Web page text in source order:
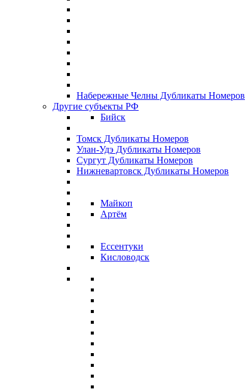
Набережные Челны Дубликаты Номеров
Другие субъекты РФ
Бийск
Томск Дубликаты Номеров
Улан-Удэ Дубликаты Номеров
Сургут Дубликаты Номеров
Нижневартовск Дубликаты Номеров
Майкоп
Артём
Ессентуки
Кисловодск